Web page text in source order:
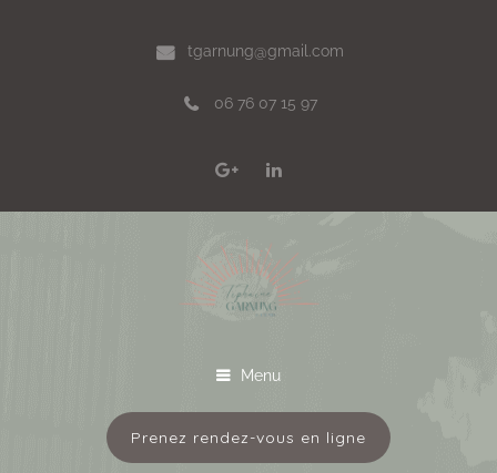
tgarnung@gmail.com
06 76 07 15 97
Menu
Prenez rendez-vous en ligne